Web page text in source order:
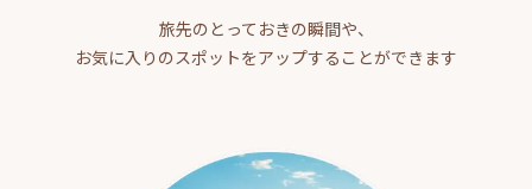
旅先のとっておきの瞬間や、
お気に入りのスポットをアップすることができます